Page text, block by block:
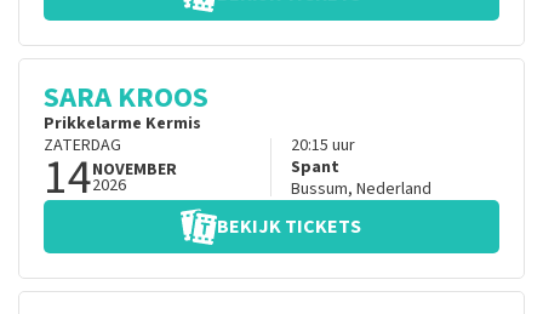
SARA KROOS
Prikkelarme Kermis
ZATERDAG
14NOVEMBER
2026
20:15 uur
Spant
Bussum, Nederland
BEKIJK TICKETS